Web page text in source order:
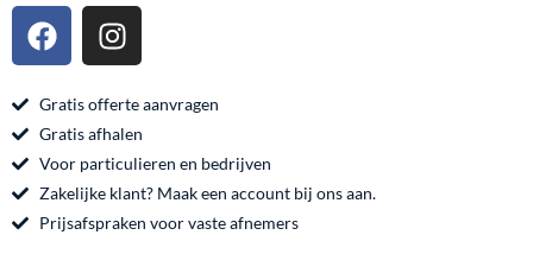
Almond
&
Zealand
Honey
–
20
x
F
a
e
b
o
o
k
I
n
t
a
g
r
a
Gratis offerte aanvragen
Gratis afhalen
Voor particulieren en bedrijven
Zakelijke klant? Maak een account bij ons aan.
Prijsafspraken voor vaste afnemers